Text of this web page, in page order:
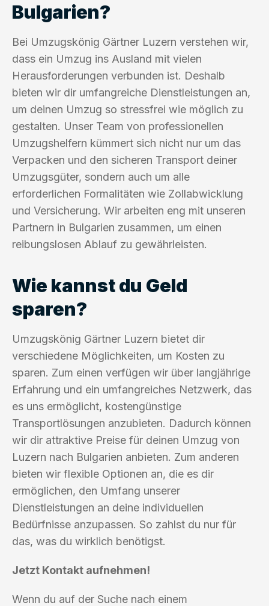
Bulgarien?
Bei Umzugskönig Gärtner Luzern verstehen wir,
dass ein Umzug ins Ausland mit vielen
Herausforderungen verbunden ist. Deshalb
bieten wir dir umfangreiche Dienstleistungen an,
um deinen Umzug so stressfrei wie möglich zu
gestalten. Unser Team von professionellen
Umzugshelfern kümmert sich nicht nur um das
Verpacken und den sicheren Transport deiner
Umzugsgüter, sondern auch um alle
erforderlichen Formalitäten wie Zollabwicklung
und Versicherung. Wir arbeiten eng mit unseren
Partnern in Bulgarien zusammen, um einen
reibungslosen Ablauf zu gewährleisten.
Wie kannst du Geld
sparen?
Umzugskönig Gärtner Luzern bietet dir
verschiedene Möglichkeiten, um Kosten zu
sparen. Zum einen verfügen wir über langjährige
Erfahrung und ein umfangreiches Netzwerk, das
es uns ermöglicht, kostengünstige
Transportlösungen anzubieten. Dadurch können
wir dir attraktive Preise für deinen Umzug von
Luzern nach Bulgarien anbieten. Zum anderen
bieten wir flexible Optionen an, die es dir
ermöglichen, den Umfang unserer
Dienstleistungen an deine individuellen
Bedürfnisse anzupassen. So zahlst du nur für
das, was du wirklich benötigst.
Jetzt Kontakt aufnehmen!
Wenn du auf der Suche nach einem